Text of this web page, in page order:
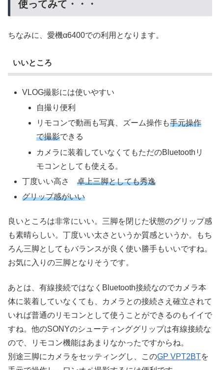
使ってみて・・・
ちなみに、愛機α6400での利用となります。
いいところ
VLOG撮影には使いやすい
自撮り便利
リモコンで動画も写真、ズーム操作も手元操作
で撮影できる
カメラに装着していなくてもただのBluetoothリ
モコンとしても使える。
丁度いい高さ卓上三脚としても秀逸
グリップ感がいい
良いところは非常にいい。三脚を閉じた状態のグリップ感
も素晴らしい。丁度いい太さというか質感というか。もち
ろん三脚としてもバランスが良く使い勝手もいいですね。
お気に入りの三脚となりそうです。
あとは、有線接続ではなくBluetooth接続なのでカメラ本
体に装着していなくても、カメラとの接続さえ確立されて
いれば普通のリモコンとして使うことができるのもイイで
すね。他のSONYのシューティンググリップは有線接続な
ので、リモコン機能はあまりなかったですからね。
別途三脚にカメラをセッティングし、このGP VPT2BTを